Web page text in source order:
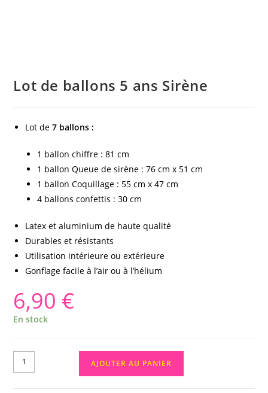
Lot de ballons 5 ans Sirène
Lot de7 ballons :
1 ballon chiffre : 81 cm
1 ballon Queue de sirène : 76 cm x 51 cm
1 ballon Coquillage : 55 cm x 47 cm
4 ballons confettis : 30 cm
Latex et aluminium de haute qualité
Durables et résistants
Utilisation intérieure ou extérieure
Gonflage facile à l’air ou à l’hélium
6,90 €
En stock
AJOUTER AU PANIER